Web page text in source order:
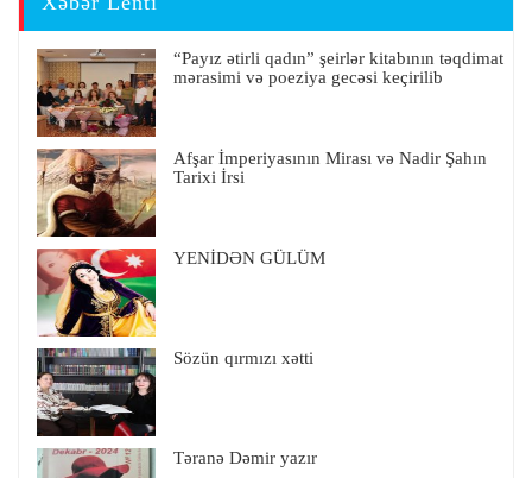
“Payız ətirli qadın” şeirlər kitabının təqdimat
mərasimi və poeziya gecəsi keçirilib
Afşar İmperiyasının Mirası və Nadir Şahın
Tarixi İrsi
YENİDƏN GÜLÜM
Sözün qırmızı xətti
Təranə Dəmir yazır